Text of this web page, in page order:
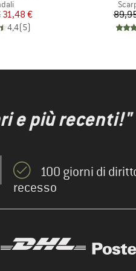
di prodotti
Prezzo
Prezzo ridotto
31,48 €
4,4(5)
e più recenti!"
100 giorni di
recesso